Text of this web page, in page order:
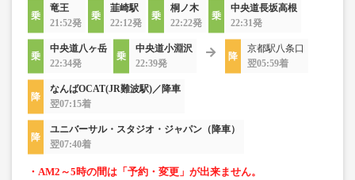
竜王
21:52発
韮崎駅
22:12発
桐ノ木
22:22発
中央道長坂高根
22:31発
中央道八ヶ岳
22:34発
中央道小淵沢
22:39発
京都駅八条口
翌05:59着
なんばOCAT(JR難波駅)／降車
翌07:15着
ユニバーサル・スタジオ・ジャパン（降車）
翌07:40着
・AM2～5時の間は「予約・変更」が出来ません。